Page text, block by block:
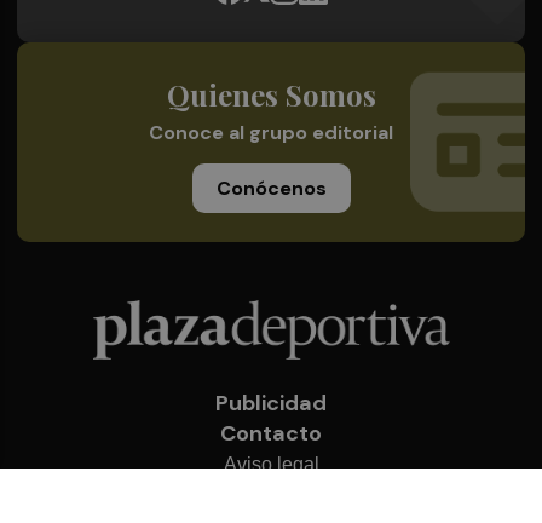
Quienes Somos
Conoce al grupo editorial
Conócenos
Publicidad
Contacto
Aviso legal